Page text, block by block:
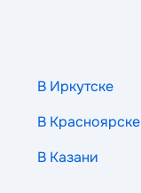
В Иркутске
В Красноярске
В Казани